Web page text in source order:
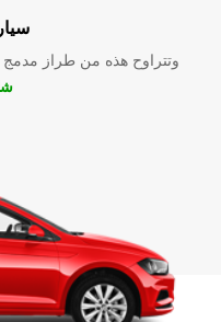
وتتراوح هذه من طراز مدمج